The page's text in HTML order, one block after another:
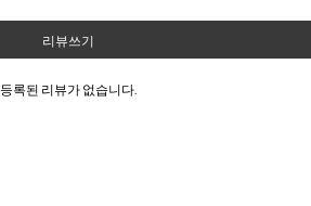
리뷰쓰기
등록된 리뷰가 없습니다.